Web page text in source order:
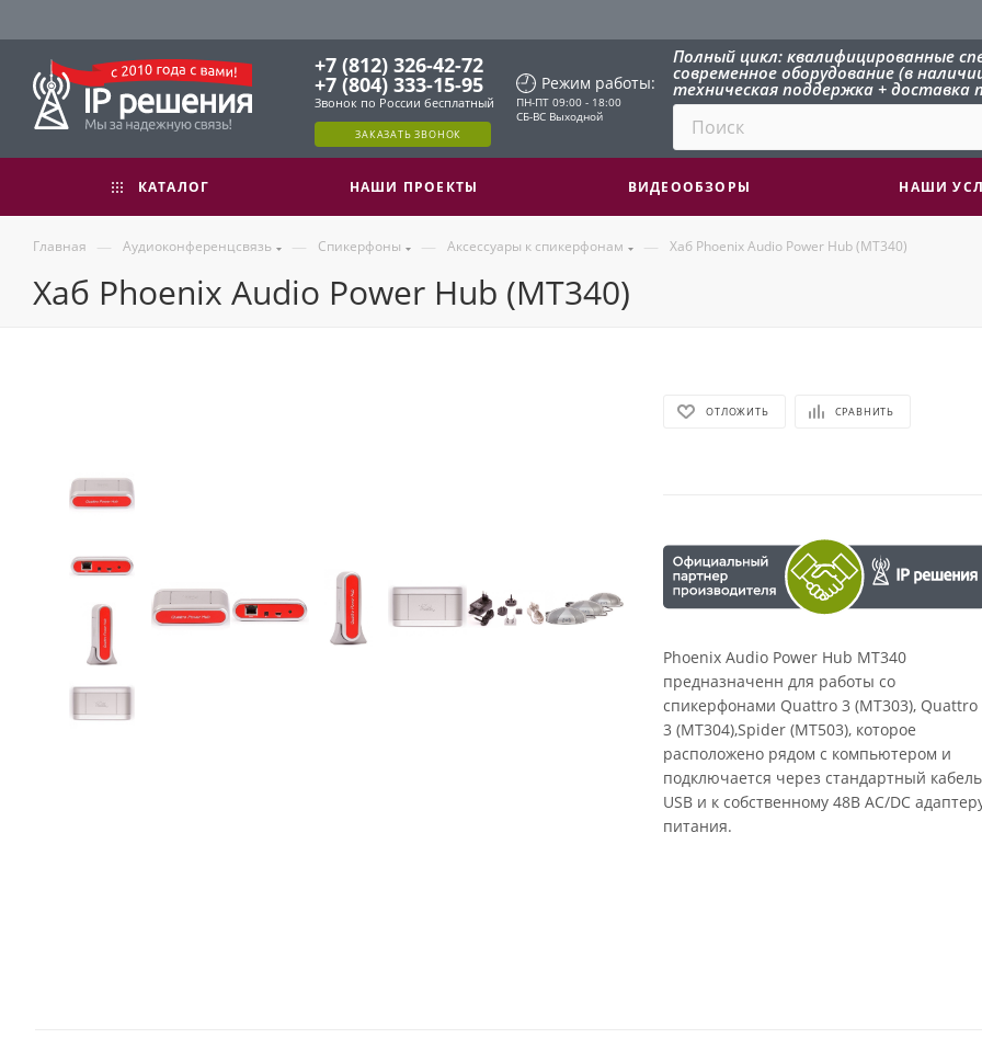
+7 (812) 326-42-72
+7 (804) 333-15-95
Звонок по России бесплатный
ЗАКАЗАТЬ ЗВОНОК
Режим работы:
ПН-ПТ 09:00 - 18:00
СБ-ВС Выходной
Полный цикл: квалифицированные
современное оборудование (в
техническая поддержка + доставка
КАТАЛОГ НАШИ ПРОЕКТЫ ВИДЕООБЗОРЫ НАШИ
Главная — Аудиоконференцсвязь — Спикерфоны — Аксессуары к спикерфонам — Хаб Phoenix Audio Power Hub (MT340)
Хаб Phoenix Audio Power Hub (MT340)
ОТЛОЖИТЬ СРАВНИТЬ
Phoenix Audio Power Hub MT340
предназначенн для работы со
спикерфонами Quattro 3 (MT303), Quattro
3 (MT304),Spider (MT503), которое
расположено рядом с компьютером и
подключается через стандартный кабель
USB и к собственному 48В AC/DC
питания.